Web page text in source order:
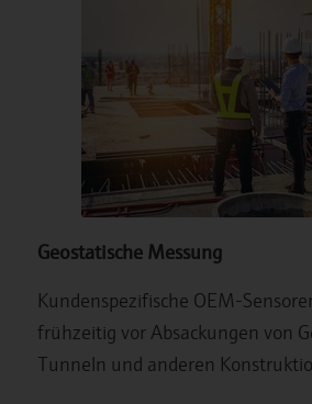
Geostatische Messung
Kundenspezifische OEM-
frühzeitig vor Absackungen von
Tunneln und anderen